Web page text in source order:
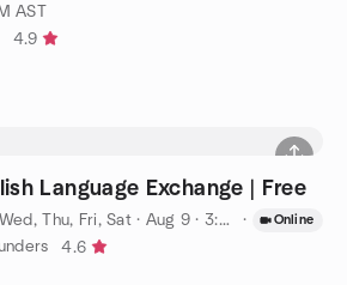
AST
4.9
Language Exchange | Free
Thu, Fri, Sat· Aug 9 · 3:00 PM AST · Online
4.6